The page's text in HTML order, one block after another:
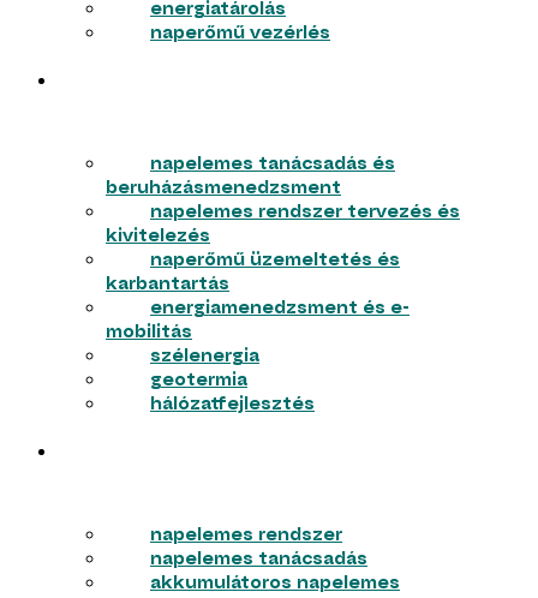
energiatárolás
naperőmű vezérlés
napelemes tanácsadás és
beruházásmenedzsment
napelemes rendszer tervezés és
kivitelezés
naperőmű üzemeltetés és
karbantartás
energiamenedzsment és e-
mobilitás
szélenergia
geotermia
hálózatfejlesztés
napelemes rendszer
napelemes tanácsadás
akkumulátoros napelemes